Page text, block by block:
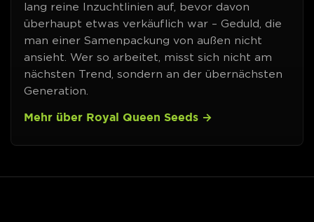
lang reine Inzuchtlinien auf, bevor davon
überhaupt etwas verkäuflich war – Geduld, die
man einer Samenpackung von außen nicht
ansieht. Wer so arbeitet, misst sich nicht am
nächsten Trend, sondern an der übernächsten
Generation.
Mehr über Royal Queen Seeds